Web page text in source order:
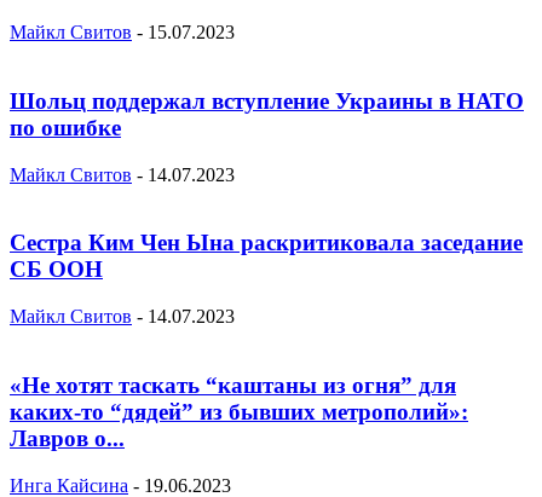
Майкл Свитов - 15.07.2023
Шольц поддержал вступление Украины в НАТО
по ошибке
Майкл Свитов - 14.07.2023
Сестра Ким Чен Ына раскритиковала заседание
СБ ООН
Майкл Свитов - 14.07.2023
«Не хотят таскать “каштаны из огня” для
каких-то “дядей” из бывших метрополий»:
Лавров о...
Инга Кайсина - 19.06.2023